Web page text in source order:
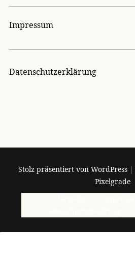
Impressum
Datenschutzerklärung
Stolz präsentiert von WordPress |
Pixelgrade
Footer-